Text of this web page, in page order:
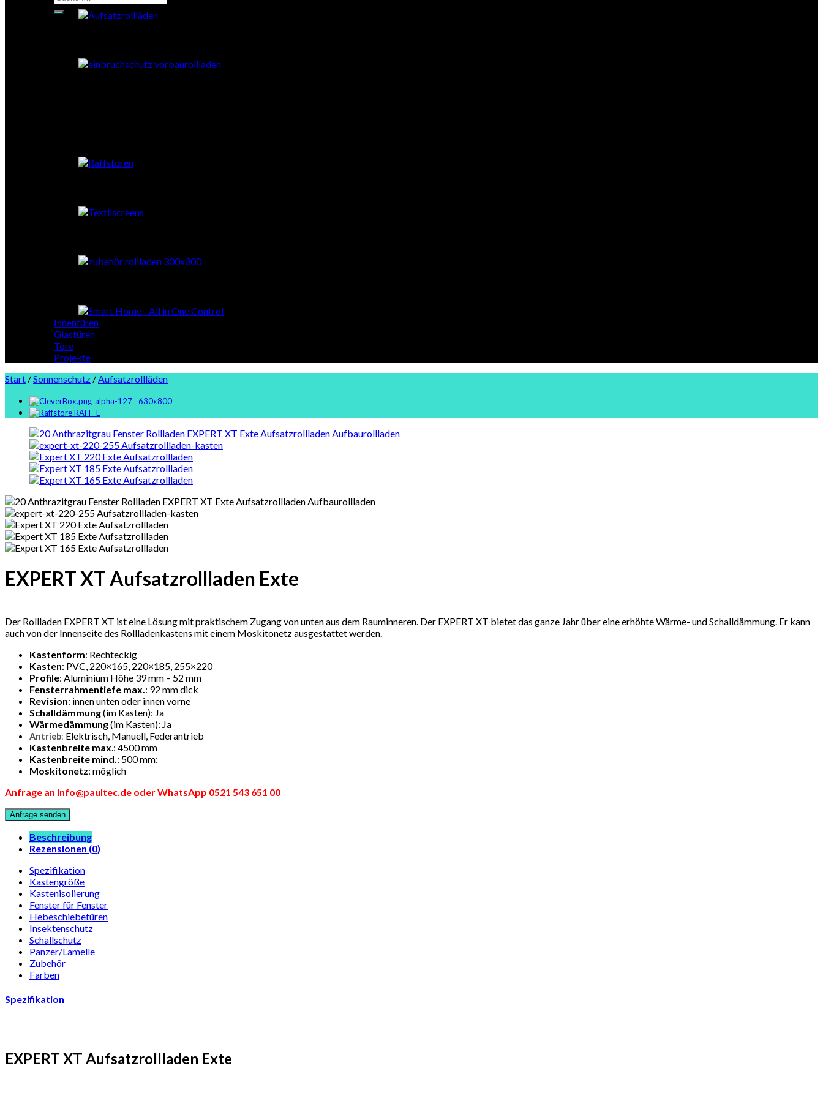
nach:
Innentüren
Glastüren
Tore
Projekte
Start /Sonnenschutz / Aufsatzrollläden
EXPERT XT Aufsatzrollladen Exte
Der Rollladen EXPERT XT ist eine Lösung mit praktischem Zugang von unten aus dem Rauminneren. Der EXPERT XT bietet das ganze Jahr über eine erhöhte Wärme- und Schalldämmung. Er kann
auch von der Innenseite des Rollladenkastens mit einem Moskitonetz ausgestattet werden.
Kastenform: Rechteckig
Kasten: PVC, 220×165, 220×185, 255×220
Profile: Aluminium Höhe 39 mm – 52 mm
Fensterrahmentiefe max. : 92 mm dick
Revision: innen unten oder innen vorne
Schalldämmung(im Kasten): Ja
Wärmedämmung(im Kasten): Ja
Antrieb: Elektrisch, Manuell, Federantrieb
Kastenbreite max .: 4500 mm
Kastenbreite mind. : 500 mm:
Moskitonetz: möglich
Anfrage an info@paultec.de oder WhatsApp 0521 543 651 00
Beschreibung
Rezensionen (0)
Spezifikation
Kastengröße
Kastenisolierung
Fenster für Fenster
Hebeschiebetüren
Insektenschutz
Schallschutz
Panzer/Lamelle
Zubehör
Farben
Spezifikation
EXPERT XT Aufsatzrollladen Exte